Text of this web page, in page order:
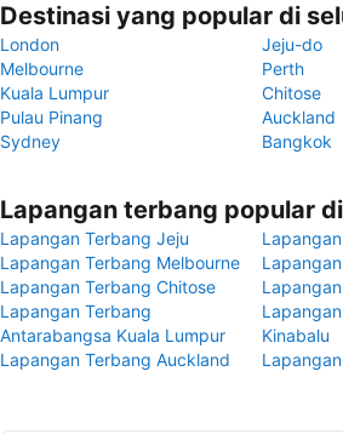
Destinasi yang popular di
London
Jeju-do
Melbourne
Perth
Kuala Lumpur
Chitose
Pulau Pinang
Auckland
Sydney
Bangkok
Lapangan terbang popular
Lapangan Terbang Jeju
Lapangan Terbang Melbourne
Lapangan Terbang Chitose
Lapangan Terbang
Antarabangsa Kuala Lumpur
Kinabalu
Lapangan Terbang Auckland